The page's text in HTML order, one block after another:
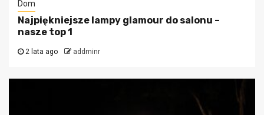
Dom
Najpiękniejsze lampy glamour do salonu –
nasze top 1
2 lata ago addminr